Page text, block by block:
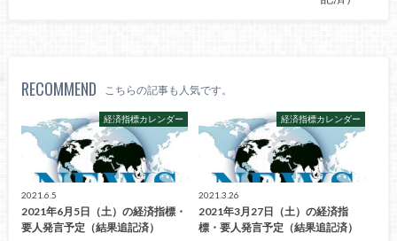
RECOMMEND こちらの記事も人気です。
経済指標カレンダー
2021.6.5
2021年6月5日（土）の経済指標・
要人発言予定（結果追記済）
経済指標カレンダー
2021.3.26
2021年3月27日（土）の経済指
標・要人発言予定（結果追記済）